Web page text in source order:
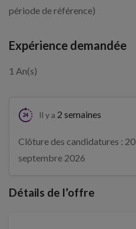
période de référence)
Expérience demandée
1 An(s)
Il y a 2 semaines
Clôture des candidatures : 20
septembre 2026
Détails de l’offre